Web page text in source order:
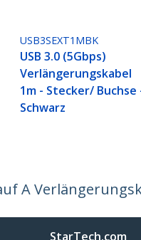
USB3SEXT1MBK
USB 3.0 (5Gbps)
Verlängerungskabel
1m - Stecker/ Buchse
Schwarz
A
StarTech.com